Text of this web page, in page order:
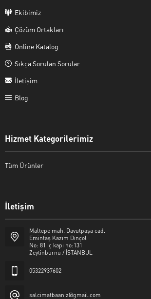
Ekibimiz
Çözüm Ortakları
Online Katalog
Sıkça Sorulan Sorular
İletişim
Blog
Hizmet Kategorilerimiz
Tüm Ürünler
İletişim
Maltepe mah. Davutpaşa cad.
Emintaş Kazım Dinçol
No: 81 iç kapı no:131
Zeytinburnu / İSTANBUL
05322937602
salcimatbaaniz@gmail.com